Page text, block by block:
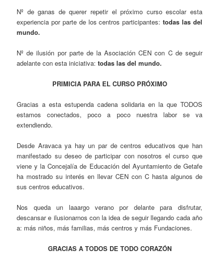
Nº de ganas de querer repetir el próximo curso escolar esta
experiencia por parte de los centros participantes: todas las del
mundo.
Nº de ilusión por parte de la Asociación CEN con C de seguir
adelante con esta iniciativa:todas las del mundo.
PRIMICIA PARA EL CURSO PRÓXIMO
Gracias a esta estupenda cadena solidaria en la que TODOS
estamos conectados, poco a poco nuestra labor se va
extendiendo.
Desde Aravaca ya hay un par de centros educativos que han
manifestado su deseo de participar con nosotros el curso que
viene y la Concejalía de Educación del Ayuntamiento de Getafe
ha mostrado su interés en llevar CEN con C hasta algunos de
sus centros educativos.
Nos queda un laaargo verano por delante para disfrutar,
descansar e ilusionarnos con la idea de seguir llegando cada año
a: más niños, más familias, más centros y más Fundaciones.
GRACIAS A TODOS DE TODO CORAZÓN